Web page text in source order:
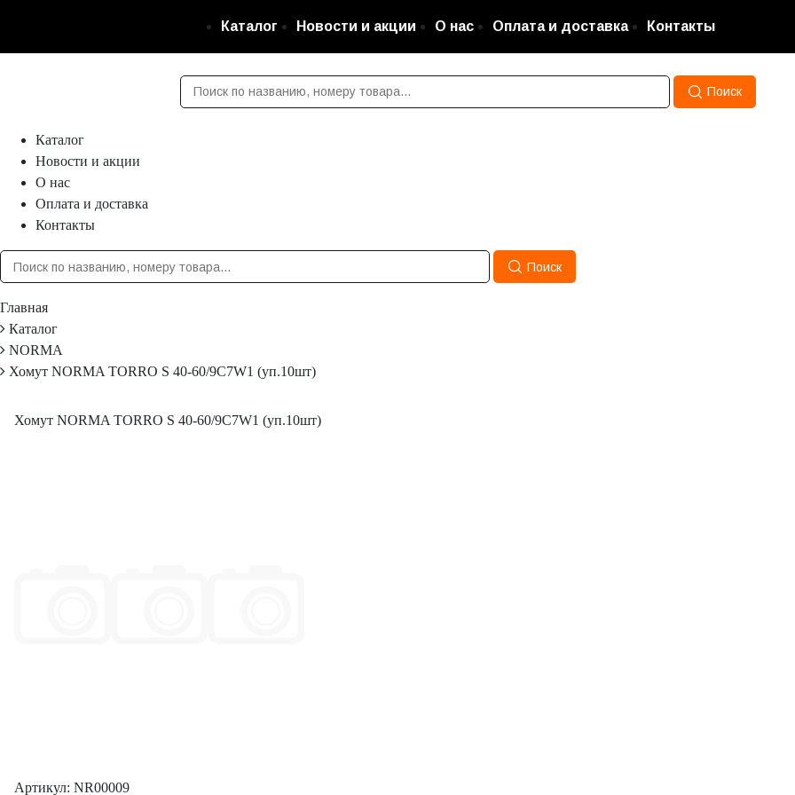
Каталог Новости и акции О нас Оплата и доставка Контакты
Поиск
Каталог
Новости и акции
О нас
Оплата и доставка
Контакты
Поиск
Главная
Каталог
NORMA
Хомут NORMA TORRO S 40-60/9C7W1 (уп.10шт)
Хомут NORMA TORRO S 40-60/9C7W1 (уп.10шт)
Артикул: NR00009